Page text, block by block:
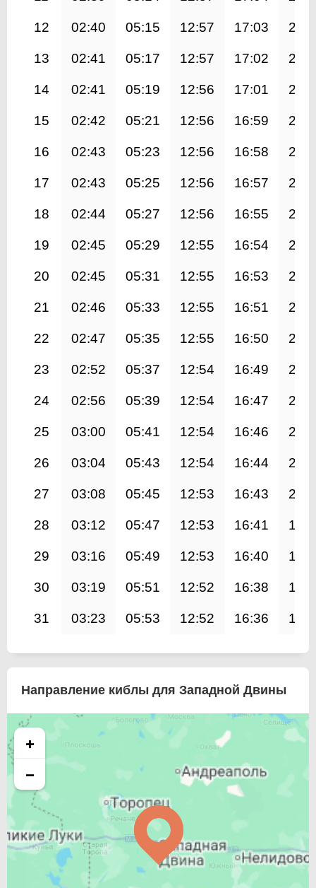
12 02:40 05:15 12:57 17:03
13 02:41 05:17 12:57 17:02
14 02:41 05:19 12:56 17:01
15 02:42 05:21 12:56 16:59
16 02:43 05:23 12:56 16:58
17 02:43 05:25 12:56 16:57
18 02:44 05:27 12:56 16:55
19 02:45 05:29 12:55 16:54
20 02:45 05:31 12:55 16:53
21 02:46 05:33 12:55 16:51
22 02:47 05:35 12:55 16:50
23 02:52 05:37 12:54 16:49
24 02:56 05:39 12:54 16:47
25 03:00 05:41 12:54 16:46
26 03:04 05:43 12:54 16:44
27 03:08 05:45 12:53 16:43
28 03:12 05:47 12:53 16:41
29 03:16 05:49 12:53 16:40
30 03:19 05:51 12:52 16:38
31 03:23 05:53 12:52 16:36
Направление киблы для Западной Двины
+
−